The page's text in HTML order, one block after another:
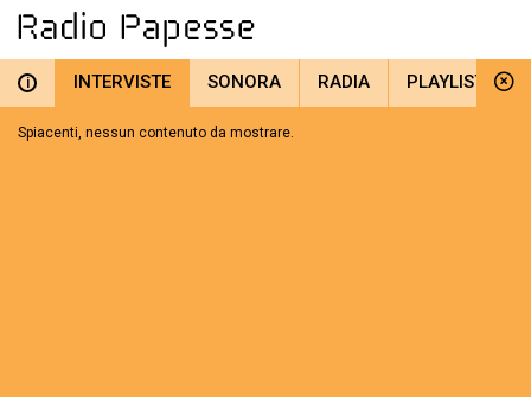
i INTERVISTE SONORA RADIA PLAYLIST
Spiacenti, nessun contenuto da mostrare.